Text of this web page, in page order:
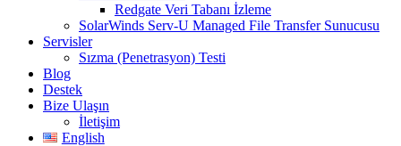
Redgate Veri Tabanı İzleme
SolarWinds Serv-U Managed File Transfer Sunucusu
Servisler
Sızma (Penetrasyon) Testi
Blog
Destek
Bize Ulaşın
İletişim
English